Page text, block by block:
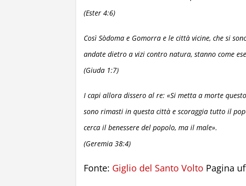
(Ester 4:6)
Così Sòdoma e Gomorra e le città vicine, che si
andate dietro a vizi contro natura, stanno come
(Giuda 1:7)
I capi allora dissero al re: «Si metta a morte
sono rimasti in questa città e scoraggia tutto il
cerca il benessere del popolo, ma il male».
(Geremia 38:4)
Fonte: Giglio del Santo Volto Pagina